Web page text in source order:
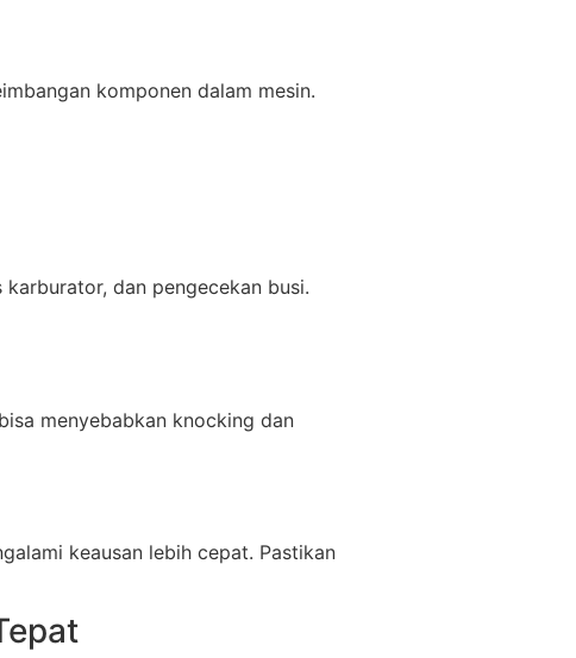
komponen dalam mesin.
dan pengecekan busi.
menyebabkan knocking dan
keausan lebih cepat. Pastikan